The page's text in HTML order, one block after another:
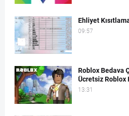
Ehliyet
09:57
Roblox Bedava
Ücretsiz Roblox
13:31